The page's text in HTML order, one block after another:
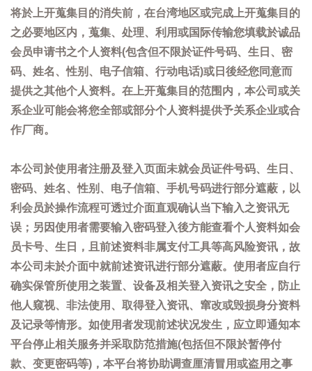
将於上开蒐集目的消失前，在台湾地区或完成上开蒐集目的
之必要地区内，蒐集、处理、利用或国际传输您填载於诚品
会员申请书之个人资料(包含但不限於证件号码、生日、密
码、姓名、性别、电子信箱、行动电话)或日後经您同意而
提供之其他个人资料。在上开蒐集目的范围内，本公司或关
系企业可能会将您全部或部分个人资料提供予关系企业或合
作厂商。
本公司於使用者注册及登入页面未就会员证件号码、生日、
密码、姓名、性别、电子信箱、手机号码进行部分遮蔽，以
利会员於操作流程可透过介面直观确认当下输入之资讯无
误；另因使用者需要输入密码登入後方能查看个人资料如会
员卡号、生日，且前述资料非属支付工具等高风险资讯，故
本公司未於介面中就前述资讯进行部分遮蔽。使用者应自行
确实保管所使用之装置、设备及相关登入资讯之安全，防止
他人窥视、非法使用、取得登入资讯、窜改或毁损身分资料
及记录等情形。如使用者发现前述状况发生，应立即通知本
平台停止相关服务并采取防范措施(包括但不限於暂停付
款、变更密码等)，本平台将协助调查厘清冒用或盗用之事